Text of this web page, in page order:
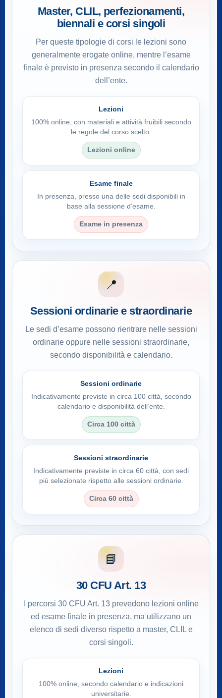
Master, CLIL, perfezionamenti,
biennali e corsi singoli
Per queste tipologie di corsi le lezioni sono
generalmente erogate online, mentre l’esame
finale è previsto in presenza secondo il calendario
dell’ente.
Lezioni
100% online, con materiali e attività fruibili secondo
le regole del corso scelto.
Lezioni online
Esame finale
In presenza, presso una delle sedi disponibili in
base alla sessione d’esame.
Esame in presenza
📍
Sessioni ordinarie e straordinarie
Le sedi d’esame possono rientrare nelle sessioni
ordinarie oppure nelle sessioni straordinarie,
secondo disponibilità e calendario.
Sessioni ordinarie
Indicativamente previste in circa 100 città, secondo
calendario e disponibilità dell’ente.
Circa 100 città
Sessioni straordinarie
Indicativamente previste in circa 60 città, con sedi
più selezionate rispetto alle sessioni ordinarie.
Circa 60 città
📘
30 CFU Art. 13
I percorsi 30 CFU Art. 13 prevedono lezioni online
ed esame finale in presenza, ma utilizzano un
elenco di sedi diverso rispetto a master, CLIL e
corsi singoli.
Lezioni
100% online, secondo calendario e indicazioni
universitarie.